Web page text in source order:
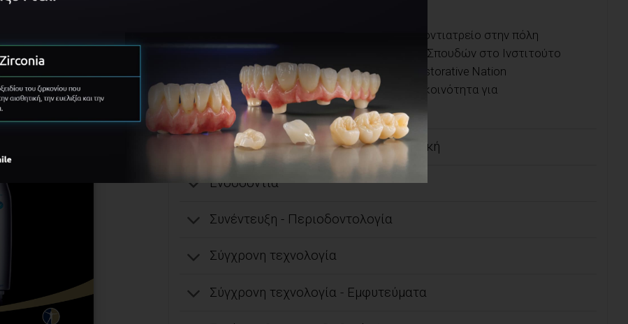
Lee Ann Brady, DMD Διατηρεί ιδιωτικό οδοντιατρείο στην πόλη
Glendale, Αριζόνα, ΗΠΑ. Είναι Διευθύντρια Σπουδών στο Ινστιτούτο
Pankey, ιδρύτρια και συντονίστρια στο Restorative Nation
(restorativenation.com), μία εκπαιδευτική κοινότητα για
οδοντιάτρους
Αισθητική-επανορθωτική οδοντιατρική
Ενδοδοντία
Συνέντευξη - Περιοδοντολογία
Σύγχρονη τεχνολογία
Σύγχρονη τεχνολογία - Εμφυτεύματα